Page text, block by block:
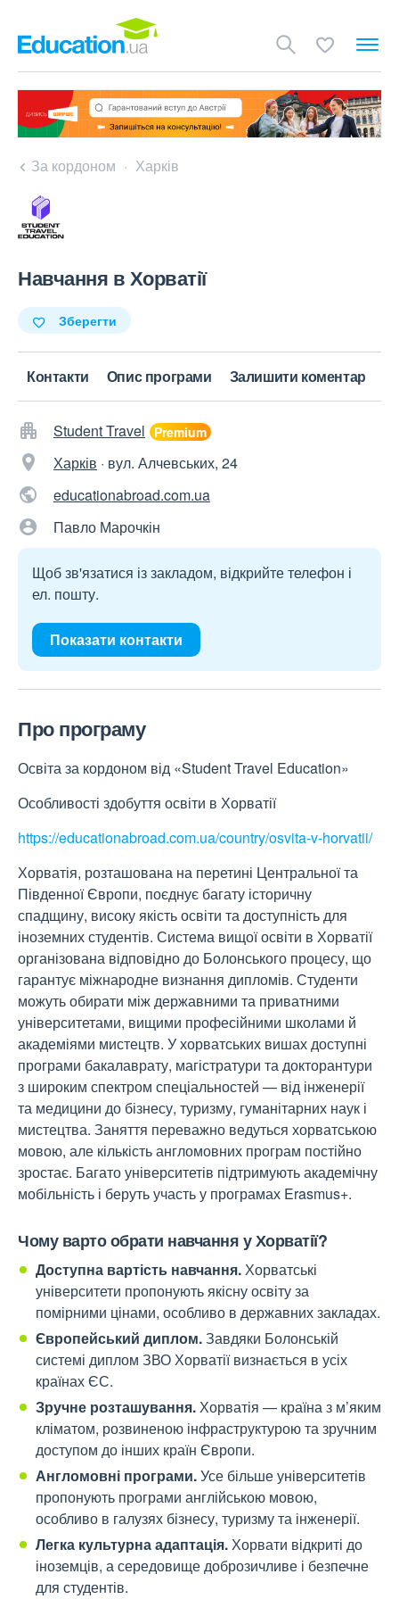
За кордоном Харків
Навчання в Хорватії
Зберегти
Контакти Опис програми Залишити коментар
Student Travel
Харків · вул. Алчевських, 24
educationabroad.com.ua
Павло Марочкін
Щоб зв'язатися із закладом, відкрийте телефон і
ел. пошту.
Показати контакти
Про програму
Освіта за кордоном від «Student Travel Education»
Особливості здобуття освіти в Хорватії
https://educationabroad.com.ua/country/osvita-v-horvatii/
Хорватія, розташована на перетині Центральної та
Південної Європи, поєднує багату історичну
спадщину, високу якість освіти та доступність для
іноземних студентів. Система вищої освіти в Хорватії
організована відповідно до Болонського процесу, що
гарантує міжнародне визнання дипломів. Студенти
можуть обирати між державними та приватними
університетами, вищими професійними школами й
академіями мистецтв. У хорватських вишах доступні
програми бакалаврату, магістратури та докторантури
з широким спектром спеціальностей — від інженерії
та медицини до бізнесу, туризму, гуманітарних наук і
мистецтва. Заняття переважно ведуться хорватською
мовою, але кількість англомовних програм постійно
зростає. Багато університетів підтримують академічну
мобільність і беруть участь у програмах Erasmus+.
Чому варто обрати навчання у Хорватії?
Доступна вартість навчання.Хорватські
університети пропонують якісну освіту за
помірними цінами, особливо в державних закладах.
Європейський диплом.Завдяки Болонській
системі диплом ЗВО Хорватії визнається в усіх
країнах ЄС.
Зручне розташування.Хорватія — країна з м’яким
кліматом, розвиненою інфраструктурою та зручним
доступом до інших країн Європи.
Англомовні програми.Усе більше університетів
пропонують програми англійською мовою,
особливо в галузях бізнесу, туризму та інженерії.
Легка культурна адаптація.Хорвати відкриті до
іноземців, а середовище доброзичливе і безпечне
для студентів.